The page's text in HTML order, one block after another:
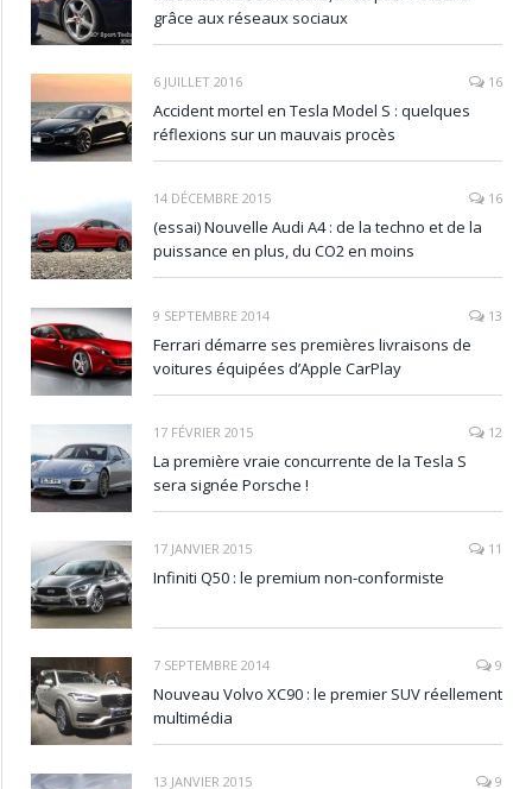
grâce aux réseaux sociaux
6 JUILLET 2016 16
Accident mortel en Tesla Model S : quelques
réflexions sur un mauvais procès
14 DÉCEMBRE 2015 16
(essai) Nouvelle Audi A4 : de la techno et de la
puissance en plus, du CO2 en moins
9 SEPTEMBRE 2014 13
Ferrari démarre ses premières livraisons de
voitures équipées d’Apple CarPlay
17 FÉVRIER 2015 12
La première vraie concurrente de la Tesla S
sera signée Porsche !
17 JANVIER 2015 11
Infiniti Q50 : le premium non-conformiste
7 SEPTEMBRE 2014 9
Nouveau Volvo XC90 : le premier SUV réellement
multimédia
13 JANVIER 2015 9